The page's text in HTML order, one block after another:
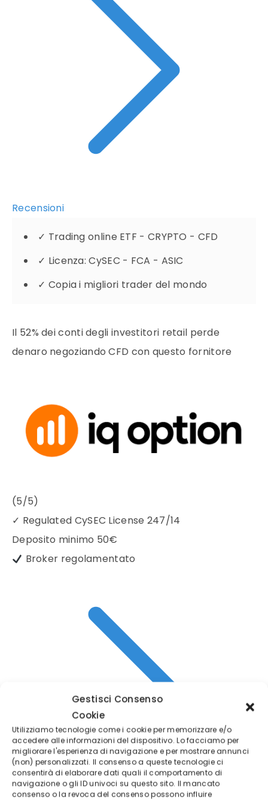
Gestisci Consenso
Cookie
Utilizziamo tecnologie come i cookie per memorizzare e/o
accedere alle informazioni del dispositivo. Lo facciamo per
migliorare l'esperienza di navigazione e per mostrare annunci
(non) personalizzati. Il consenso a queste tecnologie ci
consentirà di elaborare dati quali il comportamento di
navigazione o gli ID univoci su questo sito. Il mancato
consenso o la revoca del consenso possono influire
Recensioni
✓ Trading online ETF - CRYPTO - CFD
✓ Licenza: CySEC - FCA - ASIC
✓ Copia i migliori trader del mondo
Il 52% dei conti degli investitori retail perde
denaro negoziando CFD con questo fornitore
(5/5)
✓ Regulated CySEC License 247/14
Deposito minimo 50€
Broker regolamentato